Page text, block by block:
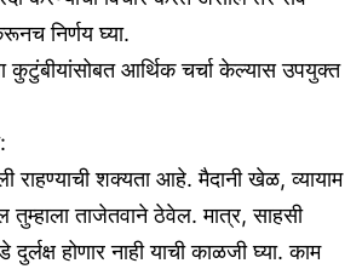
निर्णय घ्या.
कुटुंबीयांसोबत आर्थिक चर्चा केल्यास उपयुक्त
राहण्याची शक्यता आहे. मैदानी खेळ, व्यायाम
तुम्हाला ताजेतवाने ठेवेल. मात्र, साहसी
होणार नाही याची काळजी घ्या. काम